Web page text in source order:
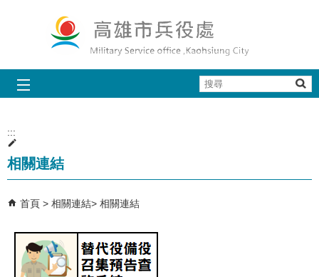
跳到主要內容區塊
搜
尋
:::
相關連結
首頁 相關連結 相關連結